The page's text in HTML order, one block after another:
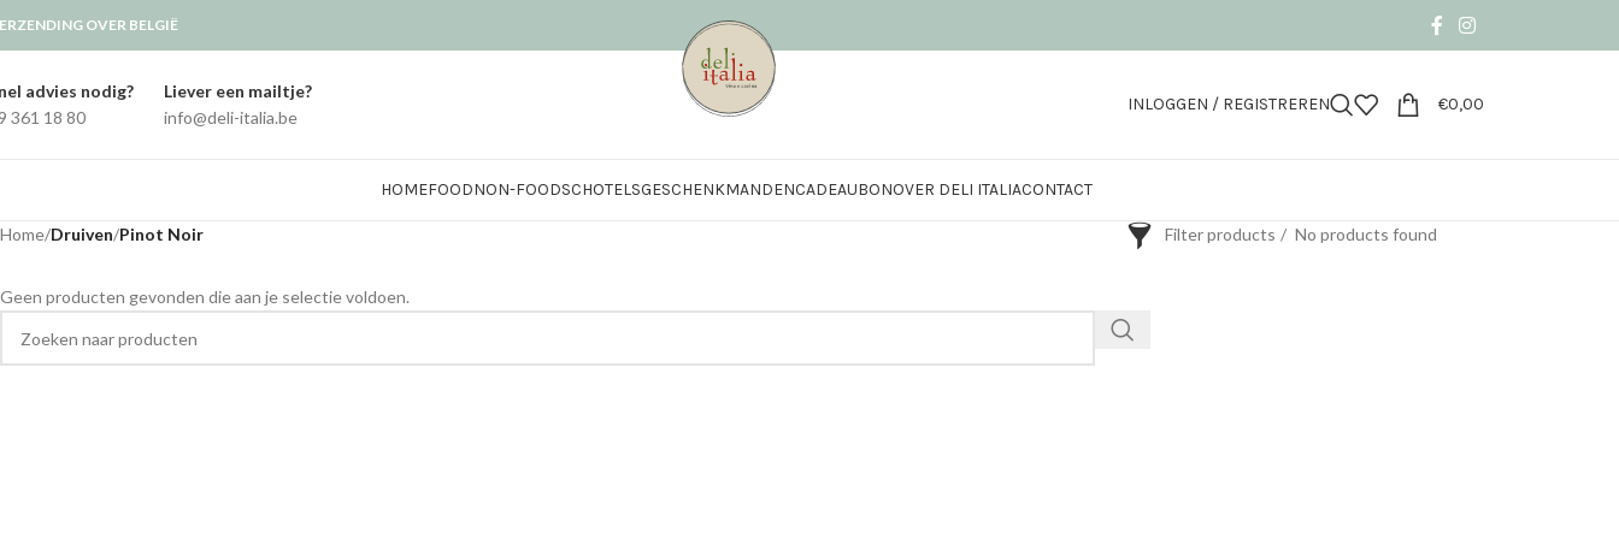
OVER BELGIË
advies nodig?
361 18 80
Liever een mailtje?
info@deli-italia.be
INLOGGEN / REGISTREREN €0,00
HOMEFOODNON-FOODSCHOTELSGESCHENKMANDENCADEAUBONOVER DELI ITALIACONTACT
Home/Druiven/Pinot Noir
Geen producten gevonden die aan je selectie voldoen.
Filter products No products found